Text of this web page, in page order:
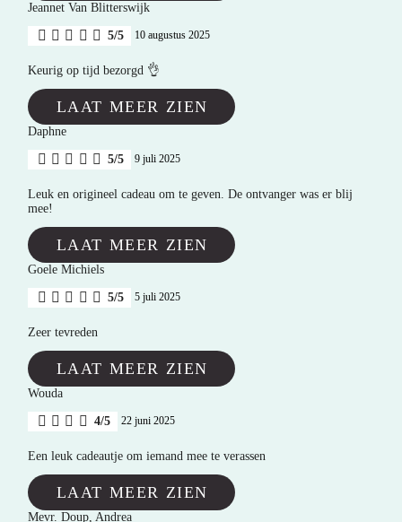
Jeannet Van Blitterswijk
5/5 10 augustus 2025
Keurig op tijd bezorgd 👌
LAAT MEER ZIEN
Daphne
5/5 9 juli 2025
Leuk en origineel cadeau om te geven. De ontvanger was er blij
mee!
LAAT MEER ZIEN
Goele Michiels
5/5 5 juli 2025
Zeer tevreden
LAAT MEER ZIEN
Wouda
4/5 22 juni 2025
Een leuk cadeautje om iemand mee te verassen
LAAT MEER ZIEN
Mevr. Doup, Andrea